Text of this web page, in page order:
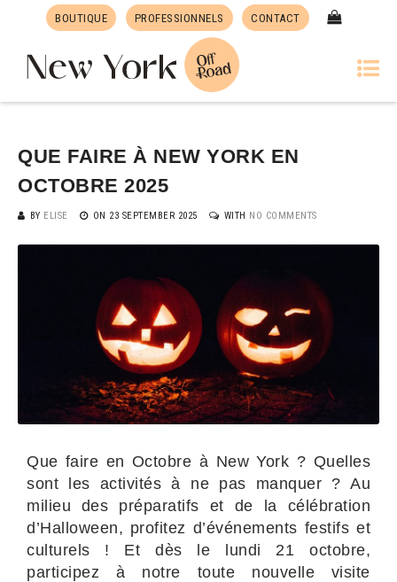
BOUTIQUE PROFESSIONNELS CONTACT
QUE FAIRE À NEW YORK EN
OCTOBRE 2025
BY ELISE ON 23 SEPTEMBER 2025 WITH NO COMMENTS
Que faire en Octobre à New York ? Quelles
sont les activités à ne pas manquer ? Au
milieu des préparatifs et de la célébration
d’Halloween, profitez d’événements festifs et
culturels ! Et dès le lundi 21 octobre,
participez à notre toute nouvelle visite